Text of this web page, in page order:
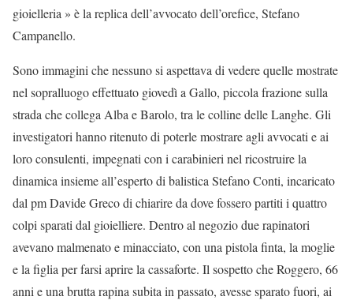
gioielleria » è la replica dell’avvocato dell’orefice, Stefano
Campanello.
Sono immagini che nessuno si aspettava di vedere quelle mostrate
nel sopralluogo effettuato giovedì a Gallo, piccola frazione sulla
strada che collega Alba e Barolo, tra le colline delle Langhe. Gli
investigatori hanno ritenuto di poterle mostrare agli avvocati e ai
loro consulenti, impegnati con i carabinieri nel ricostruire la
dinamica insieme all’esperto di balistica Stefano Conti, incaricato
dal pm Davide Greco di chiarire da dove fossero partiti i quattro
colpi sparati dal gioielliere. Dentro al negozio due rapinatori
avevano malmenato e minacciato, con una pistola finta, la moglie
e la figlia per farsi aprire la cassaforte. Il sospetto che Roggero, 66
anni e una brutta rapina subita in passato, avesse sparato fuori, ai